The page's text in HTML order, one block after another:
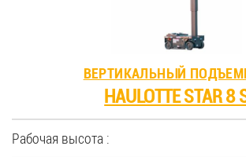
ВЕРТИКАЛЬНЫЙ
HAULOTTE STAR 8
Рабочая высота :